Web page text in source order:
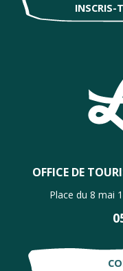
INSCRIS-
OFFICE DE
Place du 8 mai